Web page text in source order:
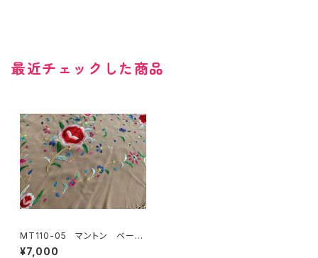
最近チェックした商品
MT110-05 マントン ベージ
ュ地多色刺繍
¥7,000